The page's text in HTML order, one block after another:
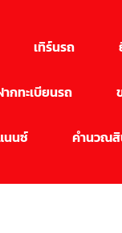
เทิร์นรถ
กทะเบียนรถ
นนซ์ คำนวณสิ